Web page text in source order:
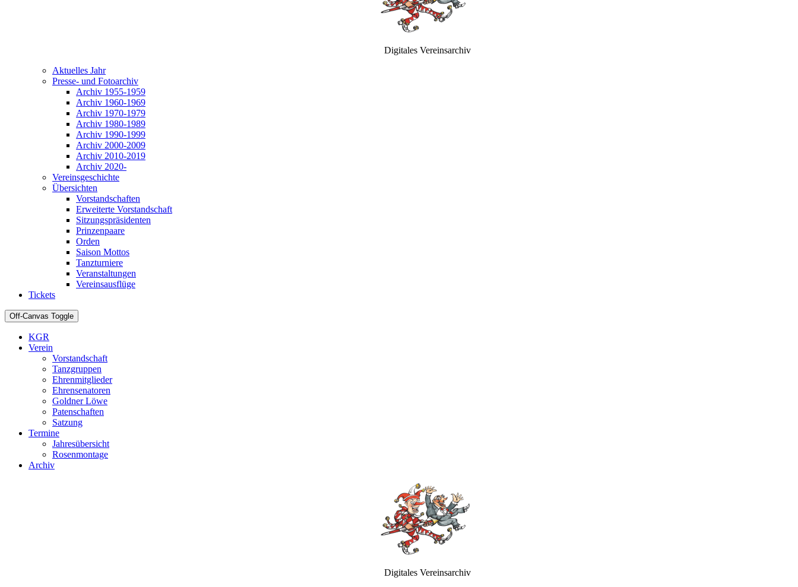
Digitales Vereinsarchiv
Aktuelles Jahr
Presse- und Fotoarchiv
Archiv 1955-1959
Archiv 1960-1969
Archiv 1970-1979
Archiv 1980-1989
Archiv 1990-1999
Archiv 2000-2009
Archiv 2010-2019
Archiv 2020-
Vereinsgeschichte
Übersichten
Vorstandschaften
Erweiterte Vorstandschaft
Sitzungspräsidenten
Prinzenpaare
Orden
Saison Mottos
Tanzturniere
Veranstaltungen
Vereinsausflüge
Tickets
Off-Canvas Toggle
KGR
Verein
Vorstandschaft
Tanzgruppen
Ehrenmitglieder
Ehrensenatoren
Goldner Löwe
Patenschaften
Satzung
Termine
Jahresübersicht
Rosenmontage
Archiv
Digitales Vereinsarchiv